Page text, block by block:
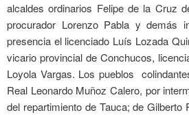
alcaldes ordinarios Felipe de la Cruz
procurador Lorenzo Pabla y demás
presencia el licenciado Luís Lozada
vicario provincial de Conchucos,
Loyola Vargas. Los pueblos
Real Leonardo Muñoz Calero, por
del repartimiento de Tauca; de